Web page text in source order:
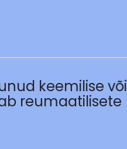
keemilise või
reumaatilisete